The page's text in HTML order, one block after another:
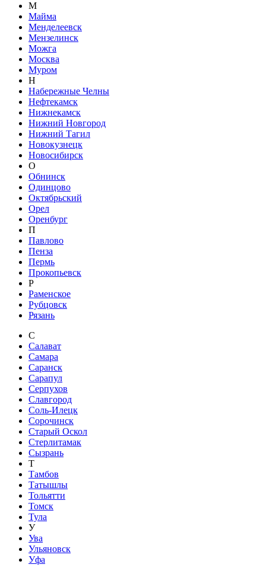
М
Майма
Менделеевск
Мензелинск
Можга
Москва
Муром
Н
Набережные Челны
Нефтекамск
Нижнекамск
Нижний Новгород
Нижний Тагил
Новокузнецк
Новосибирск
О
Обнинск
Одинцово
Октябрьский
Орел
Оренбург
П
Павлово
Пенза
Пермь
Прокопьевск
Р
Раменское
Рубцовск
Рязань
С
Салават
Самара
Саранск
Сарапул
Серпухов
Славгород
Соль-Илецк
Сорочинск
Старый Оскол
Стерлитамак
Сызрань
Т
Тамбов
Татышлы
Тольятти
Томск
Тула
У
Ува
Ульяновск
Уфа